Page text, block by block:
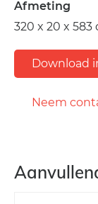
Afmeting
320 x 20 x 583
Download
Neem